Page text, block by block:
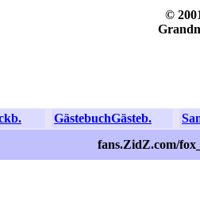
©
GästebuchGästeb.
fans.ZidZ.com/